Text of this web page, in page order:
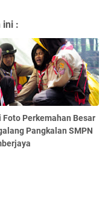
ini :
Foto Perkemahan Besar
Pangkalan SMPN